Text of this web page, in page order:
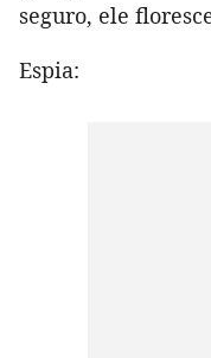
seguro, ele
Espia: